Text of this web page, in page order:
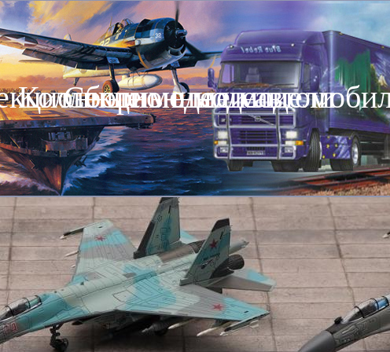
Сборные модели
модели
Коллекционные модели